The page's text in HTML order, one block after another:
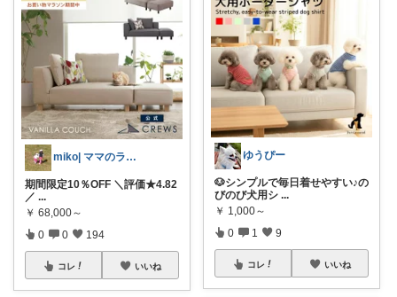
miko| ママのラク家事＆大人可愛い
期間限定10％OFF ＼評価★4.82
／ ...
￥ 68,000～
0 0 194
コレ いいね
ゆうぴー
🐶シンプルで毎日着せやすい♪の
びのび犬用シ ...
￥ 1,000～
0 1 9
コレ いいね